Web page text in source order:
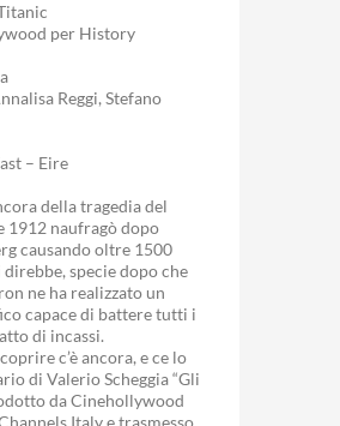
per History
Reggi, Stefano
– Eire
della tragedia del
1912 naufragò dopo
causando oltre 1500
specie dopo che
ne ha realizzato un
capace di battere tutti i
di incassi.
c’è ancora, e ce lo
di Valerio Scheggia “Gli
da Cinehollywood
Italy e trasmesso